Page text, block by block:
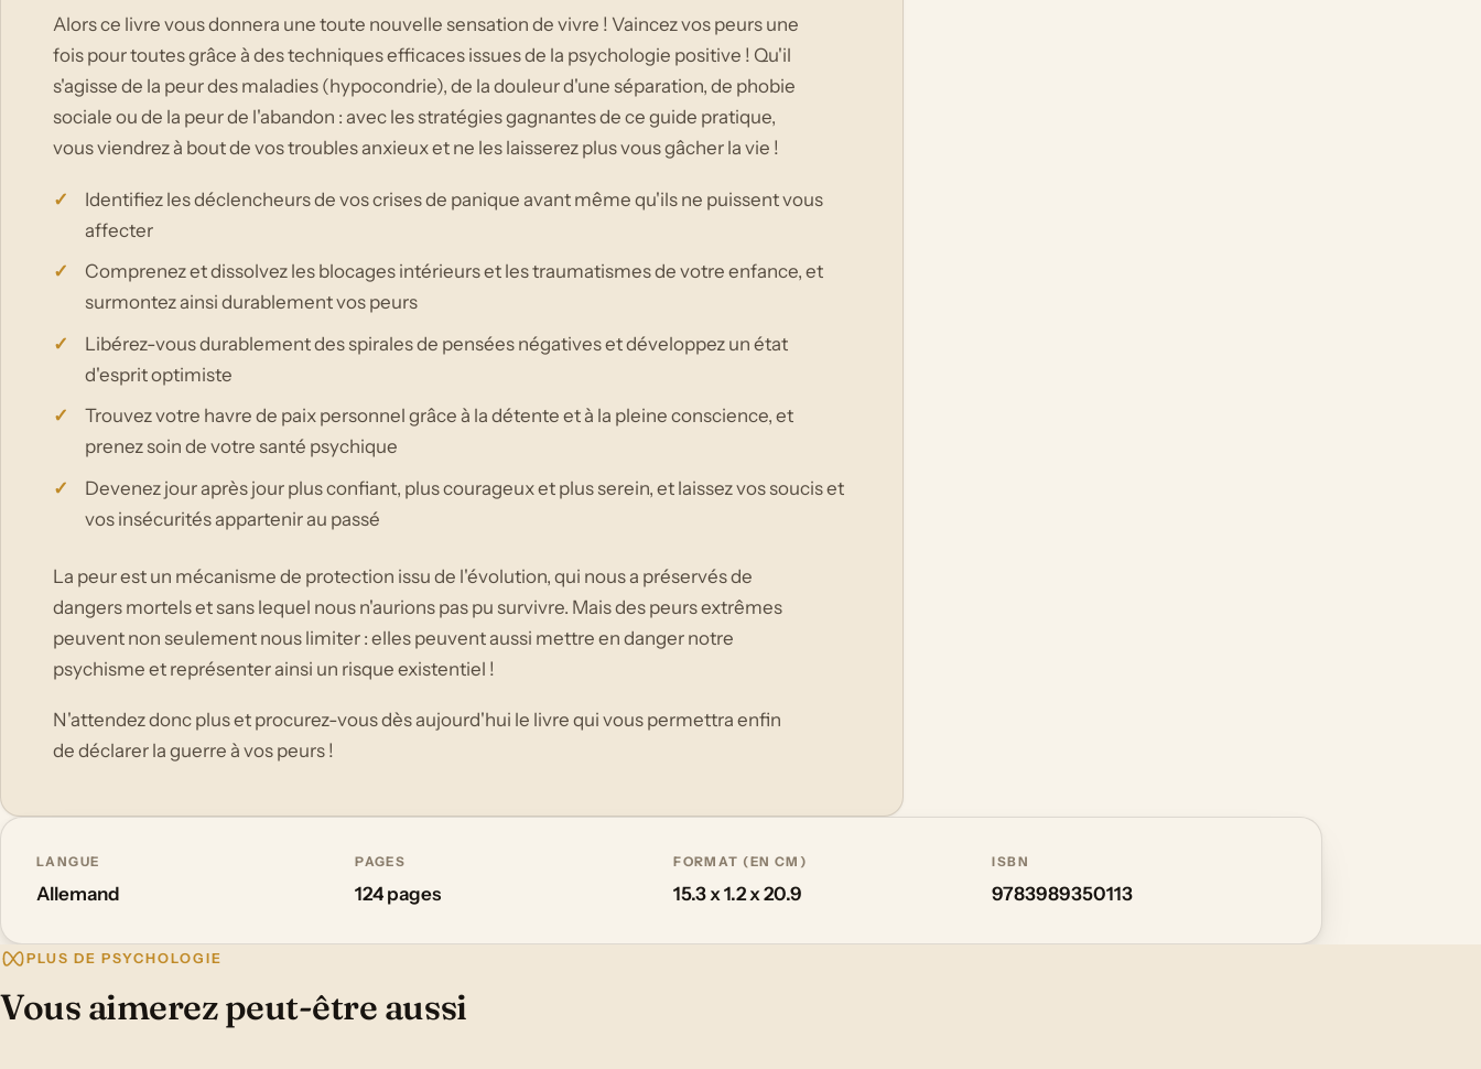
Alors ce livre vous donnera une toute nouvelle sensation de vivre ! Vaincez vos peurs une
fois pour toutes grâce à des techniques efficaces issues de la psychologie positive ! Qu'il
s'agisse de la peur des maladies (hypocondrie), de la douleur d'une séparation, de phobie
sociale ou de la peur de l'abandon : avec les stratégies gagnantes de ce guide pratique,
vous viendrez à bout de vos troubles anxieux et ne les laisserez plus vous gâcher la vie !
Identifiez les déclencheurs de vos crises de panique avant même qu'ils ne puissent vous
affecter
Comprenez et dissolvez les blocages intérieurs et les traumatismes de votre enfance, et
surmontez ainsi durablement vos peurs
Libérez-vous durablement des spirales de pensées négatives et développez un état
d'esprit optimiste
Trouvez votre havre de paix personnel grâce à la détente et à la pleine conscience, et
prenez soin de votre santé psychique
Devenez jour après jour plus confiant, plus courageux et plus serein, et laissez vos soucis et
vos insécurités appartenir au passé
La peur est un mécanisme de protection issu de l'évolution, qui nous a préservés de
dangers mortels et sans lequel nous n'aurions pas pu survivre. Mais des peurs extrêmes
peuvent non seulement nous limiter : elles peuvent aussi mettre en danger notre
psychisme et représenter ainsi un risque existentiel !
N'attendez donc plus et procurez-vous dès aujourd'hui le livre qui vous permettra enfin
de déclarer la guerre à vos peurs !
LANGUE
Allemand
PAGES
124 pages
FORMAT (EN CM)
15.3 x 1.2 x 20.9
ISBN
9783989350113
PLUS DE PSYCHOLOGIE
Vous aimerez peut-être aussi